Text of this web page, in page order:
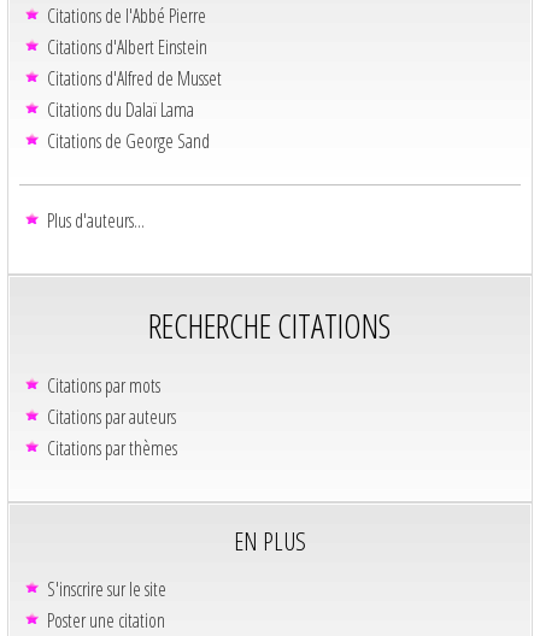
Citations de l'Abbé Pierre
Citations d'Albert Einstein
Citations d'Alfred de Musset
Citations du Dalaï Lama
Citations de George Sand
Plus d'auteurs...
RECHERCHE CITATIONS
Citations par mots
Citations par auteurs
Citations par thèmes
EN PLUS
S'inscrire sur le site
Poster une citation